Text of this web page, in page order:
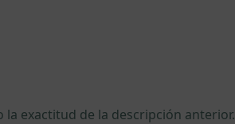
la exactitud de la descripción